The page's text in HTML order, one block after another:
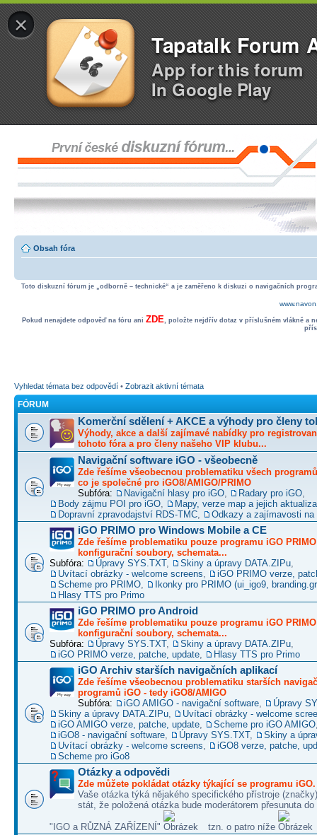
×
Tapatalk Forum
App for this forum
In Google Play
Obsah fóra
Toto diskuzní fórum je „odborně – technické“ a je zaměřeno k diskuzi o navigačních
Pokud nenajdete odpověď na fóru ani ZDE, položte nejdřív dotaz v příslušném vlákně a
Vyhledat témata bez odpovědí • Zobrazit aktivní témata
FÓRUM
Komerční sdělení + AKCE a výhody pro členy
Výhody, akce a další zajímavé nabídky pro
tohoto fóra a pro členy našeho VIP klubu...
Navigační software iGO - všeobecně
Zde řešíme všeobecnou problematiku všech
co je společné pro iGO8/AMIGO/PRIMO
Subfóra:
Navigační hlasy pro iGO Radary pro iGO
Body zájmu POI pro iGO
Mapy, verze map a jejich
Dopravní zpravodajství RDS-TMC
Odkazy a zajímavosti na
iGO PRIMO pro Windows Mobile a CE
Zde řešíme problematiku pouze programu iGO
konfigurační soubory, schemata...
Subfóra:
Úpravy SYS.TXT, Skiny a úpravy DATA.ZIPu
Uvítací obrázky - welcome screens
iGO PRIMO verze,
Scheme pro PRIMO
Ikonky pro PRIMO (ui_igo9,
Hlasy TTS pro Primo
iGO PRIMO pro Android
Zde řešíme problematiku pouze programu iGO
konfigurační soubory, schemata...
Subfóra:
Úpravy SYS.TXT, Skiny a úpravy DATA.ZIPu
iGO PRIMO verze, patche, update
Hlasy TTS pro Primo
iGO Archiv starších navigačních aplikací
Zde řešíme všeobecnou problematiku starších
programů iGO - tedy iGO8/AMIGO
Subfóra:
iGO AMIGO - navigační software
Úpravy
Skiny a úpravy DATA.ZIPu
Uvítací obrázky - welcome
iGO AMIGO verze, patche, update
Scheme pro iGO AMIGO
iGO8 - navigační software
Úpravy SYS.TXT,
Skiny a
Uvítací obrázky - welcome screens
iGO8 verze, patche,
Scheme pro iGo8
Otázky a odpovědi
Zde můžete pokládat otázky týkající se programu iGO.
Vaše otázka týká nějakého specifického přístroje
stát, že položená otázka bude moderátorem přesunuta do
"IGO a RŮZNÁ ZAŘÍZENÍ" tzn. o patro níže